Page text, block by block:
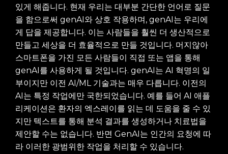
있게 해줍니다. 현재 우리는 대부분 간단한 언어로 질문
을 함으로써 genAI와 상호 작용하며, genAI는 우리에
게 답을 제공합니다. 이는 사람들을 훨씬 더 생산적으로
만들고 세상을 더 효율적으로 만들 것입니다. 머지않아
스마트폰을 가진 모든 사람들이 직접 또는 앱을 통해
genAI를 사용하게 될 것입니다. genAI는 AI 혁명의 일
부이지만 이전 AI/ML 기술과는 매우 다릅니다. 이전의
AI는 특정 작업에만 국한되었습니다. 예를 들어 AI 애플
리케이션은 환자의 엑스레이를 읽는 데 도움을 줄 수 있
지만 텍스트를 통해 분석 결과를 생성하거나 치료법을
제안할 수는 없습니다. 반면 GenAI는 인간의 요청에 따
라 이러한 광범위한 작업을 처리할 수 있습니다.